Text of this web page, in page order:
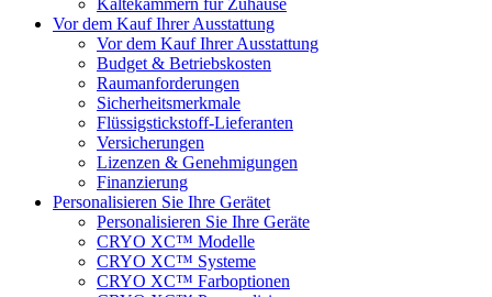
Kältekammern für Zuhause
Vor dem Kauf Ihrer Ausstattung
Vor dem Kauf Ihrer Ausstattung
Budget & Betriebskosten
Raumanforderungen
Sicherheitsmerkmale
Flüssigstickstoff-Lieferanten
Versicherungen
Lizenzen & Genehmigungen
Finanzierung
Personalisieren Sie Ihre Gerätet
Personalisieren Sie Ihre Geräte
CRYO XC™ Modelle
CRYO XC™ Systeme
CRYO XC™ Farboptionen